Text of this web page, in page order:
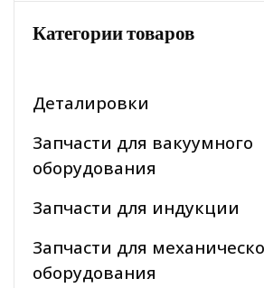
Категории товаров
Деталировки
Запчасти для вакуумного
оборудования
Запчасти для индукции
Запчасти для
оборудования